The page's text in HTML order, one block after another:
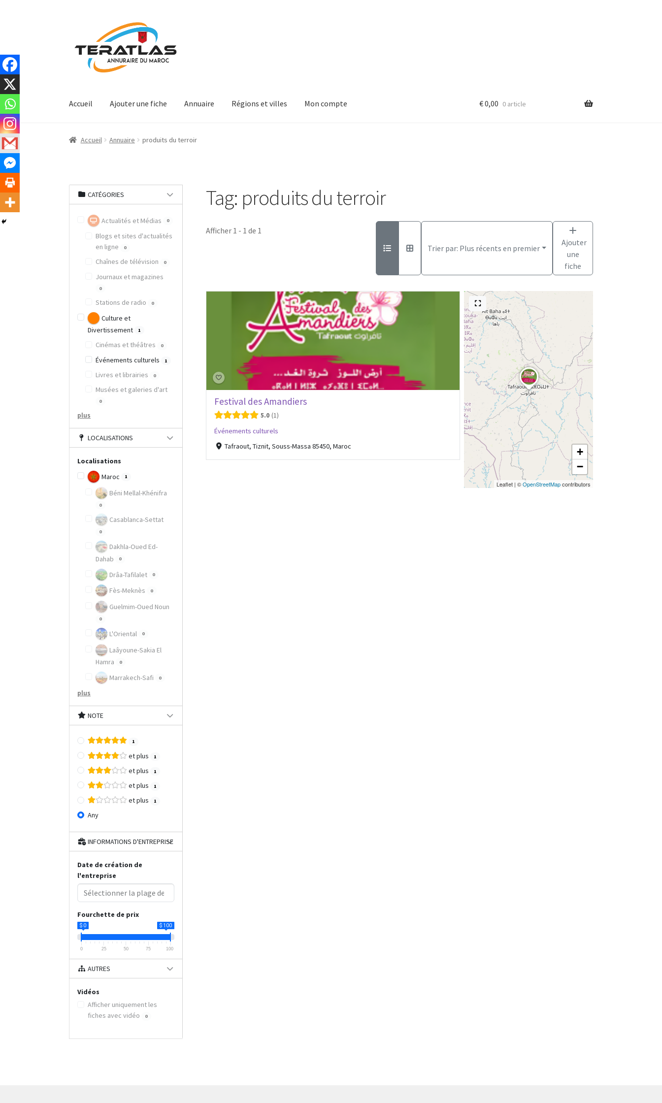
la
navigation
contenu
Accueil Ajouter une fiche Annuaire Régions et villes Mon compte €0,00 0 article
Accueil Annuaire produits du terroir
Tag: produits du terroir
Afficher 1 - 1 de 1
Trier par: Plus récents en premier
Ajouter
une
fiche
Festival des Amandiers
5.0 1
Événements culturels
Tafraout, Tiznit, Souss-Massa 85450, Maroc
+
−
Leaflet | ©OpenStreetMapcontributors
CATÉGORIES
Actualités et Médias 0
Blogs et sites d'actualités
en ligne
0
Chaînes de télévision 0
Journaux et magazines
0
Stations de radio 0
Culture et
Divertissement
1
Cinémas et théâtres 0
Événements culturels 1
Livres et librairies 0
Musées et galeries d'art
0
plus
LOCALISATIONS
Localisations
Maroc
1
Béni Mellal-Khénifra
0
Casablanca-Settat
0
Dakhla-Oued Ed-
Dahab
0
Drâa-Tafilalet 0
Fès-Meknès 0
Guelmim-Oued Noun
0
L'Oriental 0
Laâyoune-Sakia El
Hamra
0
Marrakech-Safi 0
plus
NOTE
1
et plus 1
et plus 1
et plus 1
et plus 1
Any
INFORMATIONS D'ENTREPRISE
Date de création de
l'entreprise
Fourchette de prix
$ 0 $ 100
0 25 50 75 100
AUTRES
Vidéos
Afficher uniquement les
fiches avec vidéo
0